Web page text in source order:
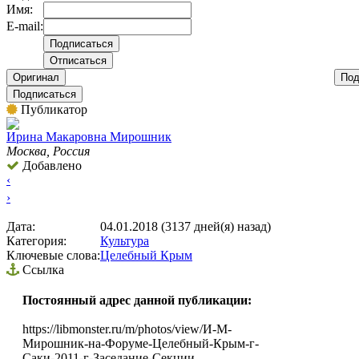
Имя:
E-mail:
Оригинал
Подписаться
Публикатор
Ирина Макаровна Мирошник
Москва, Россия
Добавлено
‹
›
Дата:
04.01.2018 (3137 дней(я) назад)
Категория:
Культура
Ключевые слова:Целебный Крым
Ссылка
Постоянный адрес данной публикации:
https://libmonster.ru/m/photos/view/И-М-
Мирошник-на-Форуме-Целебный-Крым-г-